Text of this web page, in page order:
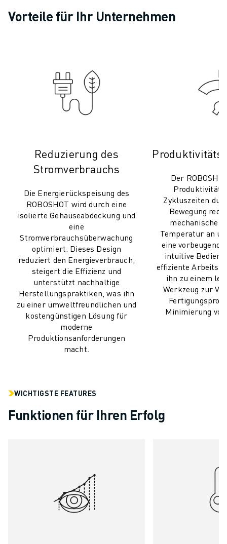
CNC-SCHLEIFEN
CNC-FRÄSEN
MASCHINENBEDIENUNG
MATERIALHANDHABUNG
DRAHTERODIERMASCHINE
FALLBEISPIELE
KUNDENBETREUUNG
FANUC PLANS
FIELD & WARTUNG
TECHNISCHE FERNUNTERSTÜTZUNG
ERSATZTEILE
WIEDERAUFBEREITUNG
DIGITALE SERVICE TOOLS
DOWNLOAD CENTER » MYFANUC
TRAINING & AUSBILDUNG
BRANCHEN-LÖSUNGEN
LÖSUNGEN FÜR DIE AUSBILDUNG
NEWS & MEDIA
EVENTS
NACHHALTIGKEIT
Vorteile für Ihr Unternehmen
Reduzierung des
Stromverbrauchs
Die Energierückspeisung des
ROBOSHOT wird durch eine
isolierte Gehäuseabdeckung und
eine
Stromverbrauchsüberwachung
optimiert. Dieses Design
reduziert den Energieverbrauch,
steigert die Effizienz und
unterstützt nachhaltige
Herstellungspraktiken, was ihn
zu einer umweltfreundlichen und
kostengünstigen Lösung für
moderne
Produktionsanforderungen
macht.
Der
Produktivität,
Zykluszeiten
Bewegung
mechanische
Temperatur an
eine
intuitive
effiziente
ihn zu einem
Werkzeug zur
Minimierung
WICHTIGSTE FEATURES
Funktionen für Ihren Erfolg